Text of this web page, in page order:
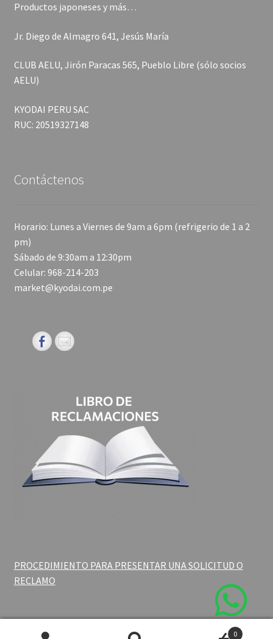
Productos japoneses y más…
Jr. Diego de Almagro 641, Jesús María
CLUB AELU, Jirón Paracas 565, Pueblo Libre (sólo socios
AELU)
KYODAI PERU SAC
RUC: 20519327148
Contáctenos
Horario: Lunes a Viernes de 9am a 6pm (refrigerio de 1 a 2
pm)
Sábado de 9:30am a 12:30pm
Celular: 968-214-203
market@kyodai.com.pe
PROCEDIMIENTO PARA PRESENTAR UNA SOLICITUD O
RECLAMO
0